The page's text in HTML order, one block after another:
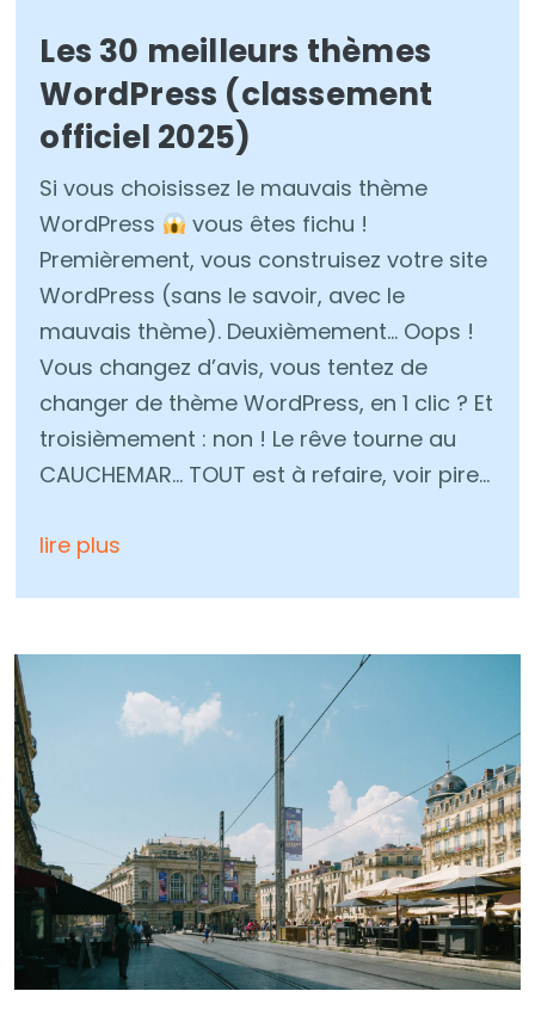
Les 30 meilleurs thèmes
WordPress (classement
officiel 2025)
Si vous choisissez le mauvais thème
WordPress
vous êtes fichu !
Premièrement, vous construisez votre site
WordPress (sans le savoir, avec le
mauvais thème). Deuxièmement… Oops !
Vous changez d’avis, vous tentez de
changer de thème WordPress, en 1 clic ? Et
troisièmement : non ! Le rêve tourne au
CAUCHEMAR… TOUT est à refaire, voir pire…
lire plus